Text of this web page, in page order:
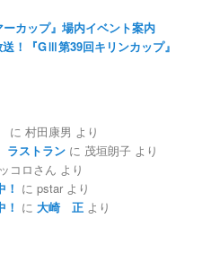
ーカップ』場内イベント案内
！『GⅢ第39回キリンカップ』
に村田康男 より
ラストラン に 茂垣朗子 より
コロさん より
にpstar より
に大崎 正 より